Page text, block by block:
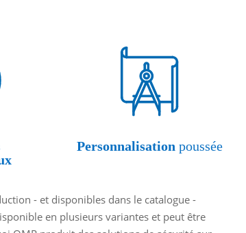
Personnalisation poussée
- et disponibles dans le catalogue -
en plusieurs variantes et peut être